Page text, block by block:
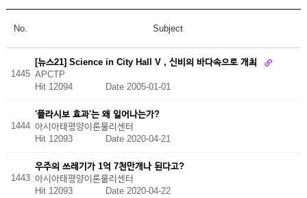
No. Subject
1445
[뉴스21] Science in City Hall V , 신비의 바다속으로 개최
APCTP
Hit 12094
Date 2005-01-01
1444
'플라시보 효과'는 왜 일어나는가?
아시아태평양이론물리센터
Hit 12093 Date 2020-04-21
1443
우주의 쓰레기가 1억 7천만개나 된다고?
아시아태평양이론물리센터
Hit 12093 Date 2020-04-22